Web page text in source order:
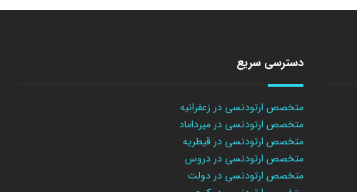
دسترسی سریع
متخصص ارتودنسی در زعفرانیه
متخصص ارتودنسی در میرداماد
متخصص ارتودنسی در قیطریه
متخصص ارتودنسی در دروس
متخصص ارتودنسی در دولت